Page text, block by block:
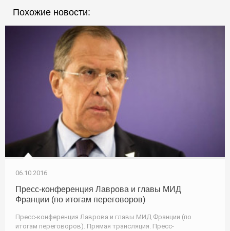
Похожие новости:
06.10.2016
Пресс-конференция Лаврова и главы МИД
Франции (по итогам переговоров)
Пресс-конференция Лаврова и главы МИД Франции (по
итогам переговоров). Прямая трансляция. Пресс-